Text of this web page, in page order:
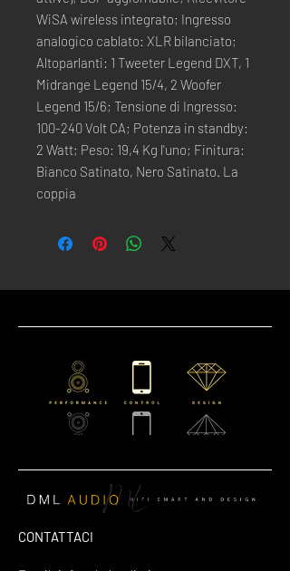
WiSA wireless integrato; Ingresso
analogico cablato: XLR bilanciato;
Altoparlanti: 1 Tweeter Legend DXT, 1
Midrange Legend 15/4, 2 Woofer
Legend 15/6; Tensione di Ingresso:
100-240 Volt CA; Potenza in standby:
2 Watt; Peso: 19,4 Kg l'uno; Finitura:
Bianco Satinato, Nero Satinato. La
coppia
CONTATTACI